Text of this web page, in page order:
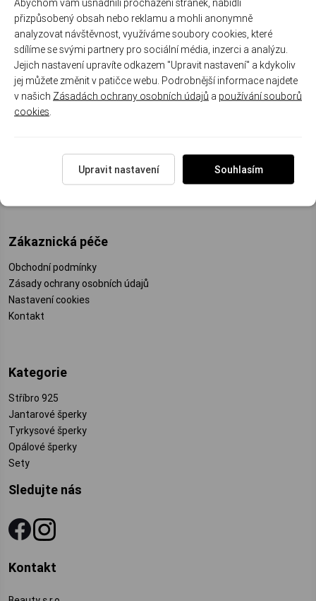
Mohlo by Vás zajímat
Doprava a platba
Reklamační řád
Velkoobchodní podmínky
Puncovní značky
Garance pravosti jantaru
Zákaznická péče
Obchodní podmínky
Zásady ochrany osobních údajů
Nastavení cookies
Kontakt
Kategorie
Stříbro 925
Jantarové šperky
Tyrkysové šperky
Opálové šperky
Sety
Sledujte nás
Kontakt
přizpůsobený obsah nebo reklamu a mohli anonymně
analyzovat návštěvnost, využíváme soubory cookies, které
sdílíme se svými partnery pro sociální média, inzerci a analýzu.
Jejich nastavení upravíte odkazem "Upravit nastavení" a kdykoliv
jej můžete změnit v patičce webu. Podrobnější informace najdete
v našich Zásadách ochrany osobních údajů a používání souborů
cookies
Upravit nastavení Souhlasím